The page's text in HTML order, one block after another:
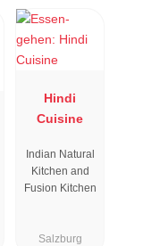
Hindi
Cuisine
Indian Natural
Kitchen and
Fusion Kitchen
Salzburg